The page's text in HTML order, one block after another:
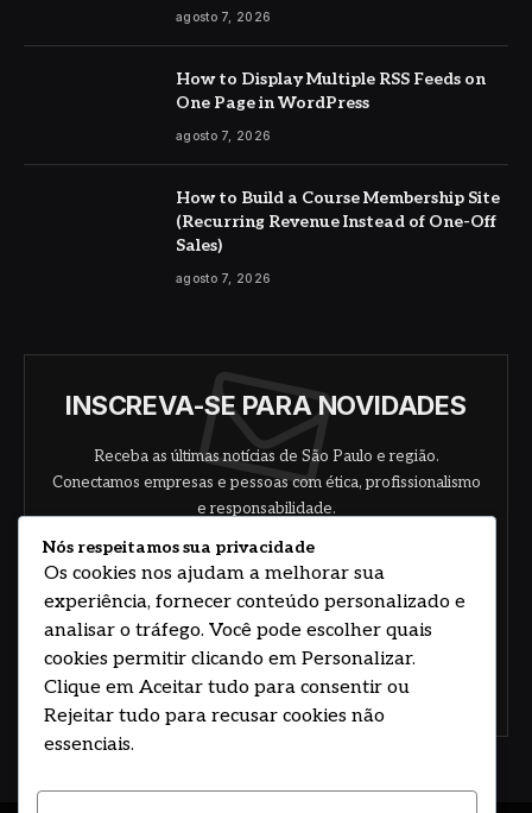
agosto 7, 2026
How to Display Multiple RSS Feeds on
One Page in WordPress
agosto 7, 2026
How to Build a Course Membership Site
(Recurring Revenue Instead of One-Off
Sales)
agosto 7, 2026
INSCREVA-SE PARA NOVIDADES
Receba as últimas notícias de São Paulo e região.
Conectamos empresas e pessoas com ética, profissionalismo
e responsabilidade.
Concorde com nossos termos e acordo de
Nós respeitamos sua privacidade
Os cookies nos ajudam a melhorar sua
experiência, fornecer conteúdo personalizado e
analisar o tráfego. Você pode escolher quais
cookies permitir clicando em Personalizar.
Clique em Aceitar tudo para consentir ou
Rejeitar tudo para recusar cookies não
essenciais.